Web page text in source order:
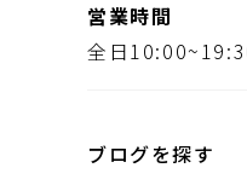
営業時間
全日
ブログを探す